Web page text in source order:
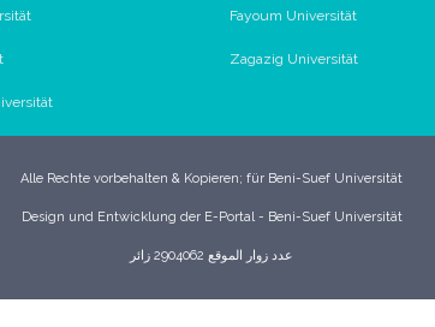
Fayoum Universität
Zagazig Universität
Alle Rechte vorbehalten & Kopieren; für Beni-Suef Universität
Design und Entwicklung der E-Portal - Beni-Suef Universität
عدد زوار الموقع 2904062 زائر